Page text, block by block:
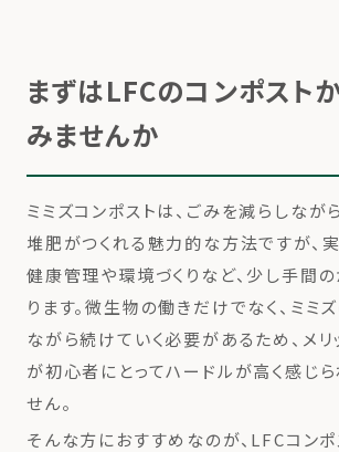
まずはLFCのコンポスト
みませんか
ミミズコンポストは、ごみを減らしなが
堆肥がつくれる魅力的な方法ですが、
健康管理や環境づくりなど、少し手間
ります。微生物の働きだけでなく、ミミ
ながら続けていく必要があるため、メ
が初心者にとってハードルが高く感じ
せん。
そんな方におすすめなのが、LFCコンポ